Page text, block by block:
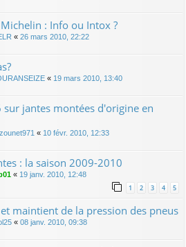
: Info ou Intox ?
« 26 mars 2010, 22:22
« 19 mars 2010, 13:40
jantes montées d'origine en
« 10 févr. 2010, 12:33
: la saison 2009-2010
« 19 janv. 2010, 12:48
1 2 3 4 5
maintient de la pression des pneus
« 08 janv. 2010, 09:38